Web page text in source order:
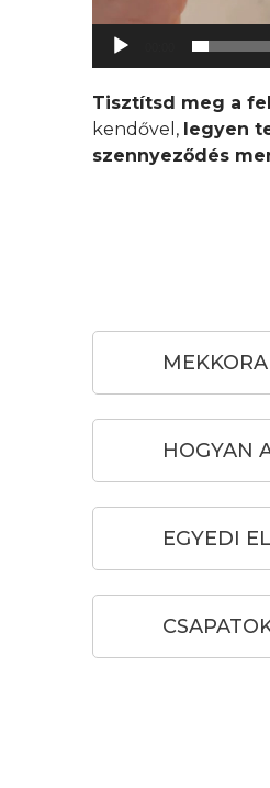
Tisztítsd meg a
kendővel, legyen
szennyeződés
HOGYAN
EGYEDI